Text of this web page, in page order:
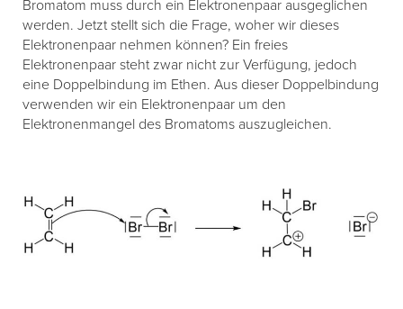
Bromatom muss durch ein Elektronenpaar ausgeglichen
werden. Jetzt stellt sich die Frage, woher wir dieses
Elektronenpaar nehmen können? Ein freies
Elektronenpaar steht zwar nicht zur Verfügung, jedoch
eine Doppelbindung im Ethen. Aus dieser Doppelbindung
verwenden wir ein Elektronenpaar um den
Elektronenmangel des Bromatoms auszugleichen.